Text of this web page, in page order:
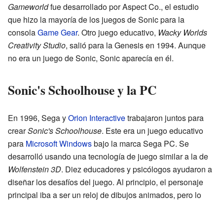
Gameworldfue desarrollado por Aspect Co., el estudio
que hizo la mayoría de los juegos de Sonic para la
consolaGame Gear. Otro juego educativo, Wacky Worlds
Creativity Studio, salió para la Genesis en 1994. Aunque
no era un juego de Sonic, Sonic aparecía en él.
Sonic's Schoolhouse y la PC
En 1996, Sega yOrion Interactivetrabajaron juntos para
crearSonic's Schoolhouse. Este era un juego educativo
para Microsoft Windowsbajo la marca Sega PC. Se
desarrolló usando una tecnología de juego similar a la de
Wolfenstein 3D. Diez educadores y psicólogos ayudaron a
diseñar los desafíos del juego. Al principio, el personaje
principal iba a ser un reloj de dibujos animados, pero lo